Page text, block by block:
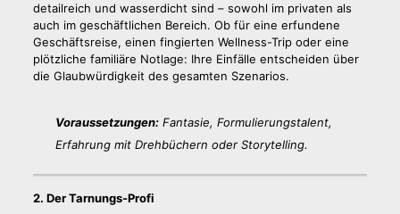
detailreich und wasserdicht sind – sowohl im privaten als
auch im geschäftlichen Bereich. Ob für eine erfundene
Geschäftsreise, einen fingierten Wellness-Trip oder eine
plötzliche familiäre Notlage: Ihre Einfälle entscheiden über
die Glaubwürdigkeit des gesamten Szenarios.
Voraussetzungen:Fantasie, Formulierungstalent,
Erfahrung mit Drehbüchern oder Storytelling.
2. Der Tarnungs-Profi